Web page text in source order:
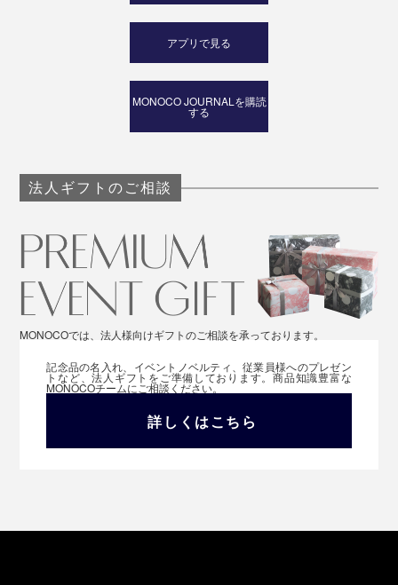
アプリで見る
MONOCO JOURNALを購読
する
法人ギフトのご相談
MONOCOでは、法人様向けギフトのご相談を承っております。
記念品の名入れ、イベントノベルティ、従業員様へのプレゼン
トなど、法人ギフトをご準備しております。商品知識豊富な
MONOCOチームにご相談ください。
詳しくはこちら